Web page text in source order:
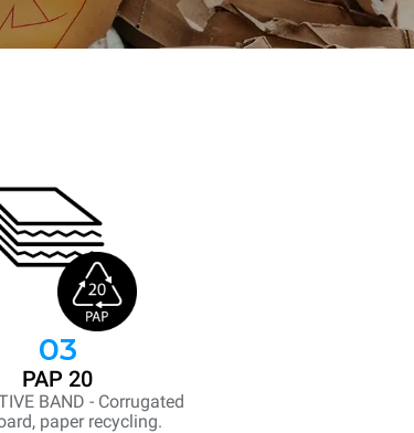
03
PAP 20
BAND - Corrugated
paper recycling.